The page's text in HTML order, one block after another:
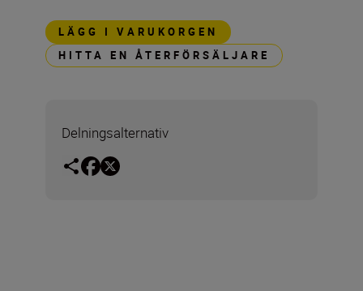
LÄGG I VARUKORGEN
HITTA EN ÅTERFÖRSÄLJARE
Delningsalternativ